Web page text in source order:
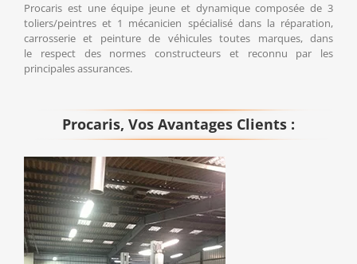
Procaris est une équipe jeune et dynamique composée de 3
toliers/peintres et 1 mécanicien spécialisé dans la réparation,
carrosserie et peinture de véhicules toutes marques, dans
le respect des normes constructeurs et reconnu par les
principales assurances.
Procaris, Vos Avantages Clients :